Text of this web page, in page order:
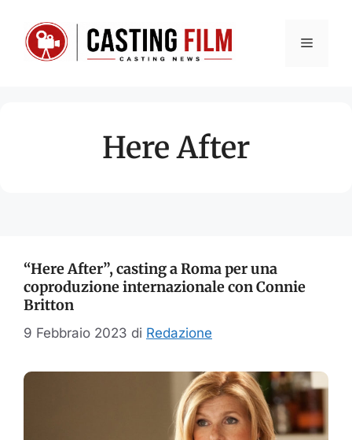
contenuto
Menu
Here After
“Here After”, casting a Roma per una
coproduzione internazionale con Connie
Britton
9 Febbraio 2023 di Redazione